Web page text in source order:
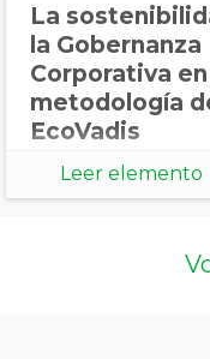
La
la Gobernanza
Corporativa en
metodología
EcoVadis
Leer elemento